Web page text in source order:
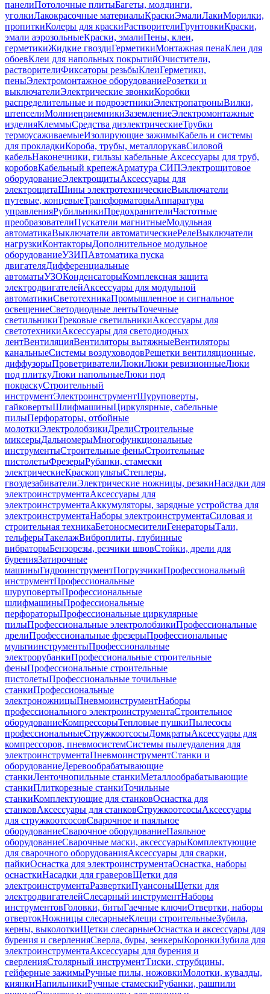
панелиПотолочные плитыБагеты, молдинги,
уголкиЛакокрасочные материалыКраскиЭмалиЛакиМорилки,
пропиткиКолеры для краскиРастворителиГрунтовкиКраски,
эмали аэрозольныеКраски, эмалиПены, клеи,
герметикиЖидкие гвоздиГерметикиМонтажная пенаКлеи для
обоевКлеи для напольных покрытийОчистители,
растворителиФиксаторы резьбыКлеиГерметики,
пеныЭлектромонтажное оборудованиеРозетки и
выключателиЭлектрические звонкиКоробки
распределительные и подрозетникиЭлектропатроныВилки,
штепселиМолниеприемникиЗаземлениеЭлектромонтажные
изделияКлеммыСредства диэлектрическиеТрубки
термоусаживаемыеИзолирующие зажимыКабель и системы
для прокладкиКороба, трубы, металлорукавСиловой
кабельНаконечники, гильзы кабельные Аксессуары для труб,
коробовКабельный крепежАрматура СИПЭлектрощитовое
оборудованиеЭлектрощитыАксессуары для
электрощитаШины электротехническиеВыключатели
путевые, концевыеТрансформаторыАппаратура
управленияРубильникиПредохранителиЧастотные
преобразователиПускатели магнитныеМодульная
автоматикаВыключатели автоматическиеРелеВыключатели
нагрузкиКонтакторыДополнительное модульное
оборудованиеУЗИПАвтоматика пуска
двигателяДифференциальные
автоматыУЗОКонденсаторыКомплексная защита
электродвигателейАксессуары для модульной
автоматикиСветотехникаПромышленное и сигнальное
освещениеСветодиодные лентыТочечные
светильникиТрековые светильникиАксессуары для
светотехникиАксессуары для светодиодных
лентВентиляцияВентиляторы вытяжныеВентиляторы
канальныеСистемы воздуховодовРешетки вентиляционные,
диффузорыПроветривателиЛюкиЛюки ревизионныеЛюки
под плиткуЛюки напольныеЛюки под
покраскуСтроительный
инструментЭлектроинструментШуруповерты,
гайковертыШлифмашиныЦиркулярные, сабельные
пилыПерфораторы, отбойные
молоткиЭлектролобзикиДрелиСтроительные
миксерыДальномерыМногофункциональные
инструментыСтроительные феныСтроительные
пистолетыФрезерыРубанки, стамески
электрическиеКраскопультыСтеплеры,
гвоздезабивателиЭлектрические ножницы, резакиНасадки для
электроинструментаАксессуары для
электроинструментаАккумуляторы, зарядные устройства для
электроинструментаНаборы электроинструментаСиловая и
строительная техникаБетоносмесителиГенераторыТали,
тельферыТакелажВиброплиты, глубинные
вибраторыБензорезы, резчики швовСтойки, дрели для
буренияЗатирочные
машиныГидроинструментПогрузчикиПрофессиональный
инструментПрофессиональные
шуруповертыПрофессиональные
шлифмашиныПрофессиональные
перфораторыПрофессиональные циркулярные
пилыПрофессиональные электролобзикиПрофессиональные
дрелиПрофессиональные фрезерыПрофессиональные
мультиинструментыПрофессиональные
электрорубанкиПрофессиональные строительные
феныПрофессиональные строительные
пистолетыПрофессиональные точильные
станкиПрофессиональные
электроножницыПневмоинструментНаборы
профессионального электроинструментаСтроительное
оборудованиеКомпрессорыТепловые пушкиПылесосы
профессиональныеСтружкоотсосыДомкратыАксессуары для
компрессоров, пневмосистемСистемы пылеудаления для
электроинструментаПневмоинструментСтанки и
оборудованиеДеревообрабатывающие
станкиЛенточнопильные станкиМеталлообрабатывающие
станкиПлиткорезные станкиТочильные
станкиКомплектующие для станковОснастка для
станковАксессуары для станковСтружкоотсосыАксессуары
для стружкоотсосовСварочное и паяльное
оборудованиеСварочное оборудованиеПаяльное
оборудованиеСварочные маски, аксессуарыКомплектующие
для сварочного оборудованияАксессуары для сварки,
пайкиОснастка для электроинструментаОснастка, наборы
оснасткиНасадки для граверовЩетки для
электроинструментаРазверткиПуансоныЩетки для
электродвигателейСлесарный инструментНаборы
инструментовГоловки, битыГаечные ключиОтвертки, наборы
отвертокНожницы слесарныеКлещи строительныеЗубила,
керны, выколоткиЩетки слесарныеОснастка и аксессуары для
бурения и сверленияСверла, буры, зенкерыКоронкиЗубила для
электроинструментаАксессуары для бурения и
сверленияСтолярный инструментТиски, струбцины,
гейферные зажимыРучные пилы, ножовкиМолотки, кувалды,
киянкиНапильникиРучные стамескиРубанки, рашпили